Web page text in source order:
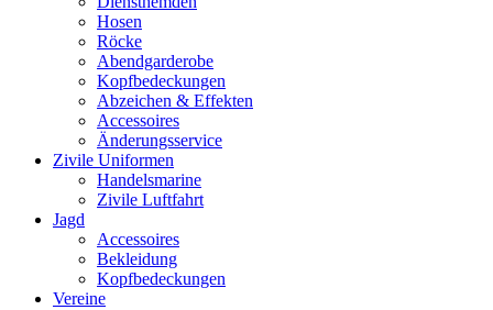
Hosen
Röcke
Abendgarderobe
Kopfbedeckungen
Abzeichen & Effekten
Accessoires
Änderungsservice
Zivile Uniformen
Handelsmarine
Zivile Luftfahrt
Jagd
Accessoires
Bekleidung
Kopfbedeckungen
Vereine